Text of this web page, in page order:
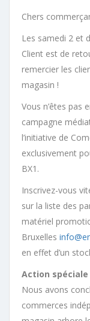
Chers
Les samedi 2 et
Client est de
remercier les
magasin !
Vous n’êtes pas
campagne
l’initiative de
exclusivement
BX1.
Inscrivez-vous
sur la liste des
matériel
Bruxelles
en effet d’un
Action spéciale
Nous avons
commerces